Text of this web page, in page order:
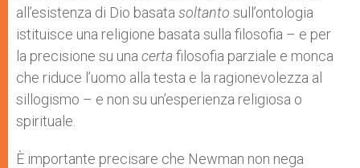
all’esistenza di Dio basata soltanto sull’ontologia
istituisce una religione basata sulla filosofia – e per
la precisione su una certafilosofia parziale e monca
che riduce l’uomo alla testa e la ragionevolezza al
sillogismo – e non su un’esperienza religiosa o
spirituale.
È importante precisare che Newman non nega